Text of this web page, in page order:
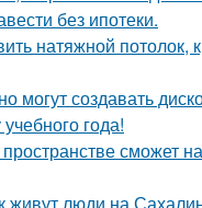
без ипотеки.
натяжной потолок,
могут создавать
года!
сможет